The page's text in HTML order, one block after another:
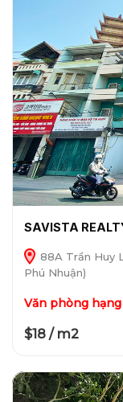
SAVISTA
88A Trần Huy
Phú Nhuận)
Văn phòng hạng
$18 / m2